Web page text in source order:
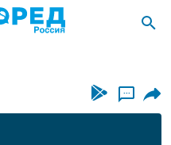
...